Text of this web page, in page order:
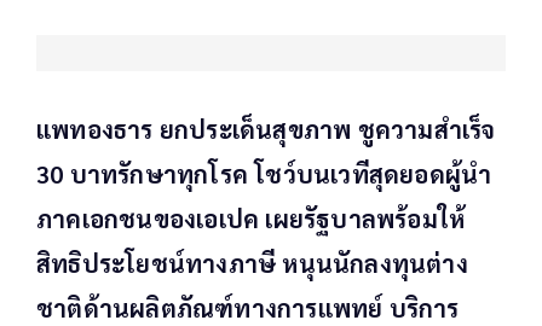
แพทองธาร ยกประเด็นสุขภาพ ชูความสำเร็จ
30 บาทรักษาทุกโรค โชว์บนเวทีสุดยอดผู้นำ
ภาคเอกชนของเอเปค เผยรัฐบาลพร้อมให้
สิทธิประโยชน์ทางภาษี หนุนนักลงทุนต่าง
ชาติด้านผลิตภัณฑ์ทางการแพทย์ บริการ